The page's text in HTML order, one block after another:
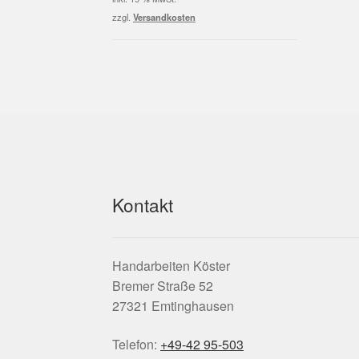
5,95 €2,00 €.
zzgl.Versandkosten
Kontakt
Handarbeiten Köster
Bremer Straße 52
27321 Emtinghausen
Telefon: +49-42 95-503